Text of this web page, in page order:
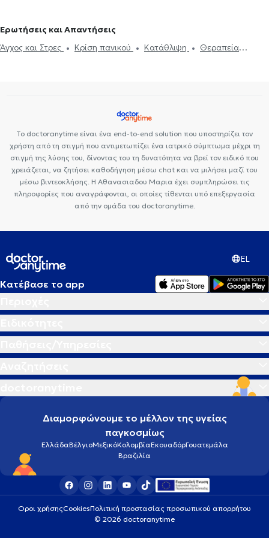
Ερωτήσεις και Απαντήσεις
Άγχος και Στρες
Κρίση πανικού Κατάθλιψη
Θεραπεία
Το doctoranytime είναι ένα end-to-end solution που υποστηρίζει τον
χρήστη από τη στιγμή που αντιμετωπίζει ένα ιατρικό σύμπτωμα μέχρι τη
στιγμή της λύσης του, δίνοντας του τη δυνατότητα να βρεί τον ειδικό που
χρειάζεται, να ζητήσει καθοδήγηση μέσω chat και να μιλήσει μαζί του
μέσω βιντεοκλήσης. Η Αθανασιαδου Μαρια έχει συμπληρώσει τις
πληροφορίες που αναγράφονται, οι οποίες τίθενται υπό επεξεργασία
από την ομάδα του doctoranytime.
EL
Κατέβασε το app
Διαμορφώνουμε το μέλλον της υγείας
παγκοσμίως
ΕλλάδαΒέλγιοΜεξικόΚολομβίαΕκουαδόρΓουατεμάλα
Βραζιλία
Οροι χρήσηςCookiesΠολιτική προστασίας προσωπικού απορρήτου
© 2026 doctoranytime